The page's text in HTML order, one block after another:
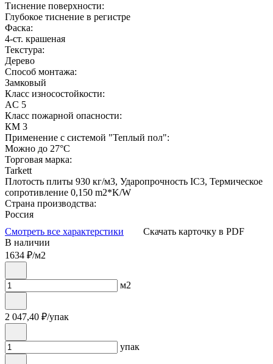
Тиснение поверхности:
Глубокое тиснение в регистре
Фаска:
4-ст. крашеная
Текстура:
Дерево
Способ монтажа:
Замковый
Класс износостойкости:
AC 5
Класс пожарной опасности:
КМ 3
Применение с системой "Теплый пол":
Можно до 27°С
Торговая марка:
Tarkett
Плотость плиты 930 кг/м3, Ударопрочность IC3, Термическое
сопротивление 0,150 m2*K/W
Страна производства:
Россия
Смотреть все характерстики
Скачать карточку в PDF
В наличии
1634 ₽/м2
м2
2 047,40 ₽/упак
упак